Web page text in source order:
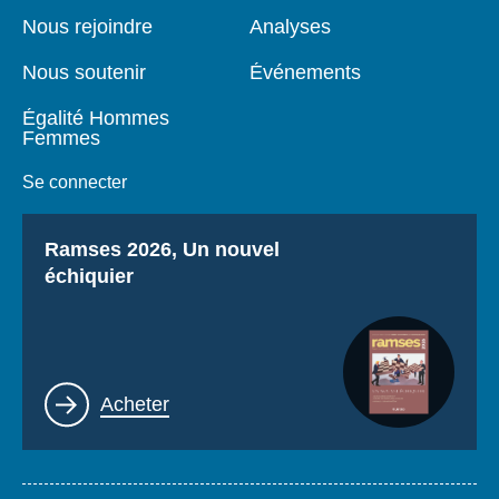
page
Nous rejoindre
Nous soutenir
Égalité Hommes
Femmes
Se connecter
Analyses
Événements
Titre
Ramses 2026, Un nouvel
échiquier
Lien
Acheter